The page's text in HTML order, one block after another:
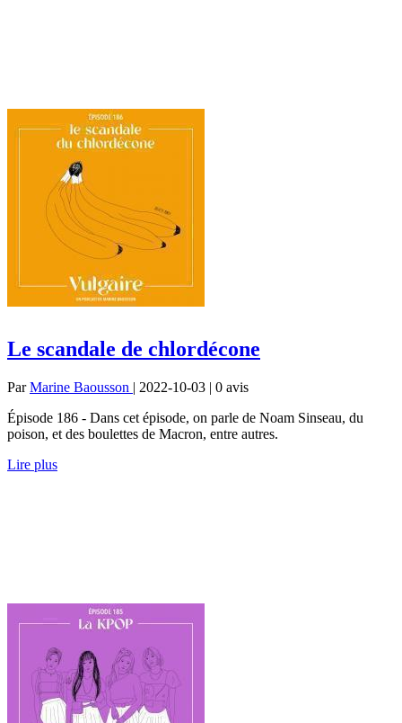
Le scandale de chlordécone
ParMarine Baousson | 2022-10-03 | 0 avis
Épisode 186 - Dans cet épisode, on parle de Noam Sinseau, du
poison, et des boulettes de Macron, entre autres.
Lire plus